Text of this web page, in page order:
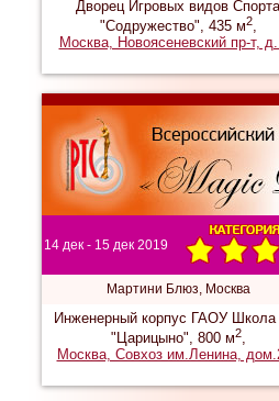
Дворец Игровых видов Спорта
"Содружество", 435 м2,
Москва, Новоясеневский пр-т,
14 дек - 15 дек 2019
Мартини Блюз, Москва
Инженерный корпус ГАОУ Школа
"Царицыно", 800 м2,
Москва, Совхоз им.Ленина,